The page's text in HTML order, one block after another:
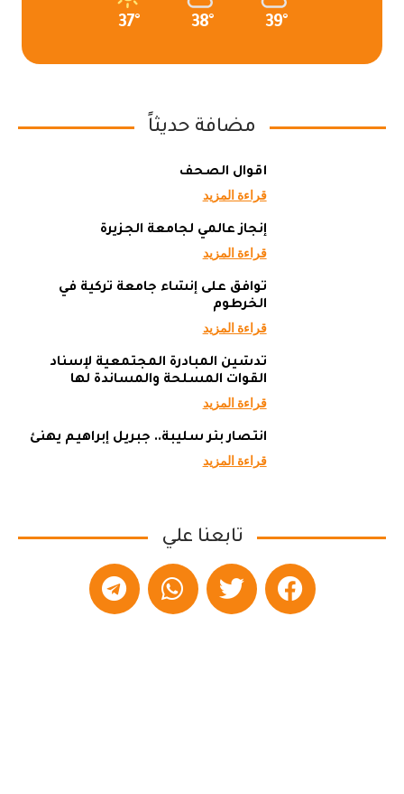
39°
38°
37°
مضافة حديثاً
أقوال الصحف
قراءة المزيد
إنجاز عالمي لجامعة الجزيرة
قراءة المزيد
توافق على إنشاء جامعة تركية في
الخرطوم
قراءة المزيد
تدشين المبادرة المجتمعية لإسناد
القوات المسلحة والمساندة لها
قراءة المزيد
انتصار بئر سليبة.. جبريل إبراهيم يهنئ
قراءة المزيد
تابعنا علي